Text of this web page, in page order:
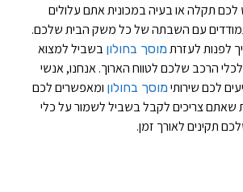
לכם תקלה או בעיה במכונית אתם עלולים
עם השבתה של כל משק הבית שלכם.
לפנות לעזרתמוסך בחולון בשביל למצוא
לכלי הרכב שלכם לטווח הארוך. אנחנו, אנשי
לכם שירותימוסך בחולון ומאפשרים לכם
שאתם צריכים לקבל בשביל לשמור על כלי
תקינים לאורך זמן.